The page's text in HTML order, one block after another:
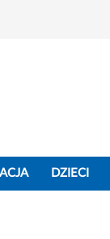
DZIECI